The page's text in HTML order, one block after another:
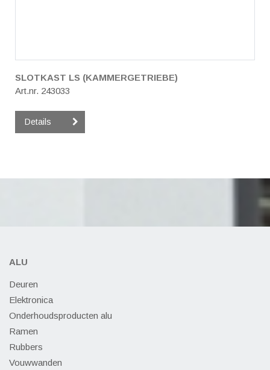
SLOTKAST LS (KAMMERGETRIEBE)
Art.nr. 243033
Details
ALU
Deuren
Elektronica
Onderhoudsproducten alu
Ramen
Rubbers
Vouwwanden